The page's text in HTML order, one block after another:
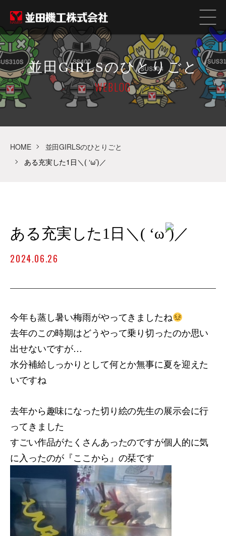
並田GIRLSのひとりごと
WEBLOG
HOME
並田GIRLSのひとりごと
ある充実した1日＼( ‘ω’)／
ある充実した1日＼( ‘ω’)／
2024.06.26
今年も蒸し暑い梅雨がやってきましたね
去年のこの時期はどうやって乗り切ったのか思い
出せないですが…
水分補給しっかりとして何とか無事に夏を迎えた
いですね
去年から趣味になった切り絵の先生の展示会に行
ってきました
すごい作品がたくさんあったのですが個人的に気
に入ったのが『ここから』の栞です